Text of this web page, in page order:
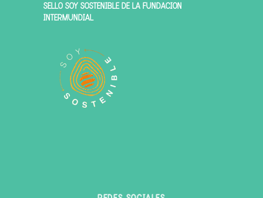
SELLO SOY SOSTENIBLE DE LA FUNDACIÓN
INTERMUNDIAL